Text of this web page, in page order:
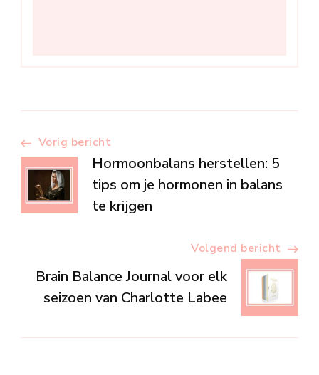
Berichtnavigatie
Vorig bericht
Hormoonbalans herstellen: 5
tips om je hormonen in balans
te krijgen
Volgend bericht
Brain Balance Journal voor elk
seizoen van Charlotte Labee